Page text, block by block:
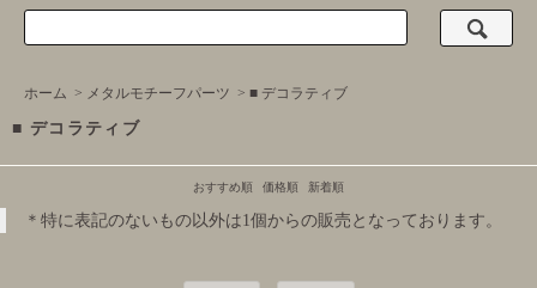
ホーム > メタルモチーフパーツ > ■ デコラティブ
■ デコラティブ
おすすめ順 価格順 新着順
＊特に表記のないもの以外は1個からの販売となっております。